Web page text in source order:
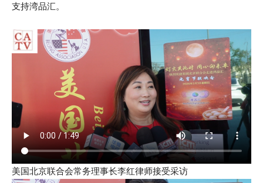
支持湾品汇。
美国北京联合会常务理事长李红律师接受采访